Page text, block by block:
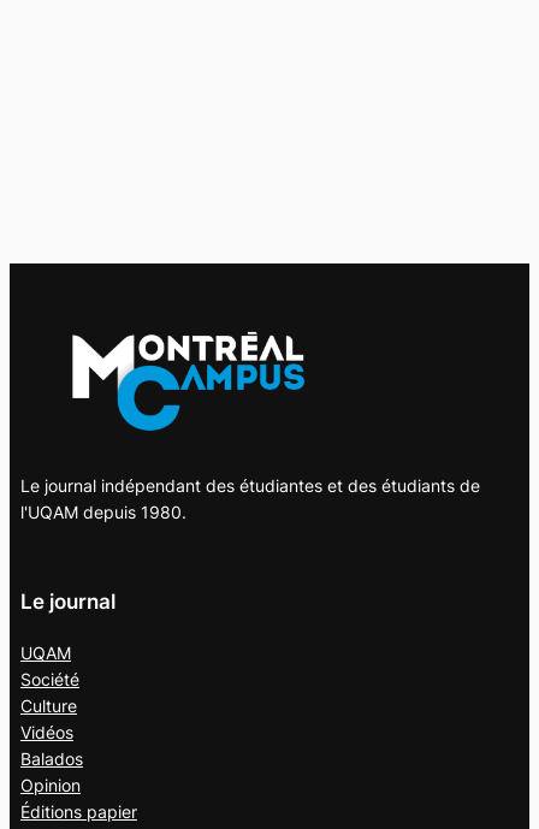
Le journal indépendant des étudiantes et des étudiants de
l'UQAM depuis 1980.
Le journal
UQAM
Société
Culture
Vidéos
Balados
Opinion
Éditions papier